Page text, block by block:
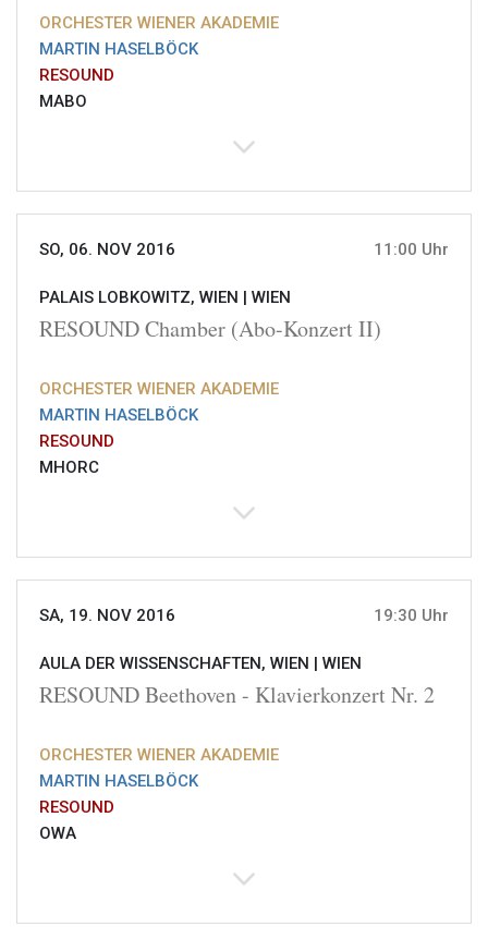
ORCHESTER WIENER AKADEMIE
MARTIN HASELBÖCK
RESOUND
MABO
SO, 06. NOV 2016 11:00 Uhr
PALAIS LOBKOWITZ, WIEN | WIEN
RESOUND Chamber (Abo-Konzert II)
ORCHESTER WIENER AKADEMIE
MARTIN HASELBÖCK
RESOUND
MHORC
SA, 19. NOV 2016 19:30 Uhr
AULA DER WISSENSCHAFTEN, WIEN | WIEN
RESOUND Beethoven - Klavierkonzert Nr. 2
ORCHESTER WIENER AKADEMIE
MARTIN HASELBÖCK
RESOUND
OWA